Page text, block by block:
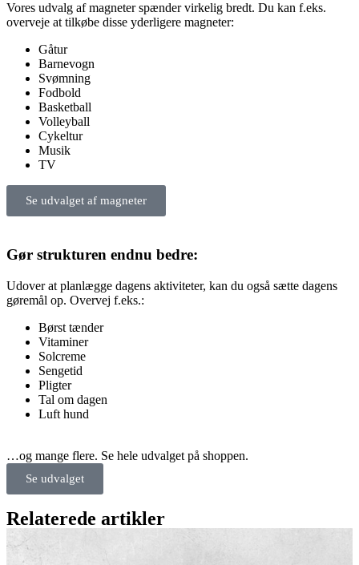
Vores udvalg af magneter spænder virkelig bredt. Du kan f.eks.
overveje at tilkøbe disse yderligere magneter:
Gåtur
Barnevogn
Svømning
Fodbold
Basketball
Volleyball
Cykeltur
Musik
TV
Se udvalget af magneter
Gør strukturen endnu bedre:
Udover at planlægge dagens aktiviteter, kan du også sætte dagens
gøremål op. Overvej f.eks.:
Børst tænder
Vitaminer
Solcreme
Sengetid
Pligter
Tal om dagen
Luft hund
…og mange flere. Se hele udvalget på shoppen.
Se udvalget
Relaterede artikler